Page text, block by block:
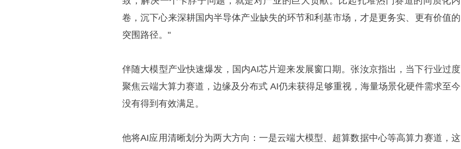
卷，沉下心来深耕国内半导体产业缺失的环节和利基市场，才是更务实、更有价值的
突围路径。"
伴随大模型产业快速爆发，国内AI芯片迎来发展窗口期。张汝京指出，当下行业过度
聚焦云端大算力赛道，边缘及分布式 AI仍未获得足够重视，海量场景化硬件需求至今
没有得到有效满足。
他将AI应用清晰划分为两大方向：一是云端大模型、超算数据中心等高算力赛道，这